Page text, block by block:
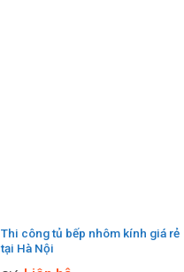
Thi công tủ bếp nhôm kính giá rẻ
tại Hà Nội